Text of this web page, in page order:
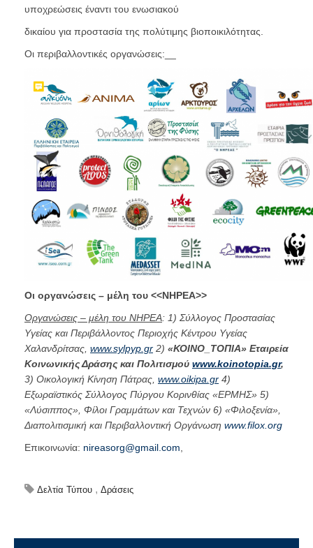
υποχρεώσεις έναντι του ενωσιακού
δικαίου για προστασία της πολύτιμης βιοποικιλότητας.
Οι περιβαλλοντικές οργανώσεις:__
Οι οργανώσεις – μέλη του <<ΝΗΡΕΑ>>
Οργανώσεις – μέλη του ΝΗΡΕΑ: 1) Σύλλογος Προστασίας
Υγείας και Περιβάλλοντος Περιοχής Κέντρου Υγείας
Χαλανδρίτσας, www.sylpyp.gr 2) «ΚΟΙΝΟ_ΤΟΠΙΑ» Εταιρεία
Κοινωνικής Δράσης και Πολιτισμού www.koinotopia.gr,
3) Οικολογική Κίνηση Πάτρας, www.oikipa.gr 4)
Εξωραϊστικός Σύλλογος Πύργου Κορινθίας «ΕΡΜΗΣ» 5)
«Λύσιππος», Φίλοι Γραμμάτων και Τεχνών 6) «Φιλοξενία»,
Διαπολιτισμική και Περιβαλλοντική Οργάνωση www.filox.org
Επικοινωνία: nireasorg@gmail.com
Δελτία Τύπου , Δράσεις